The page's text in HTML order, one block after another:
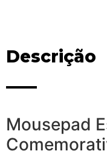
Descrição
Mousepad